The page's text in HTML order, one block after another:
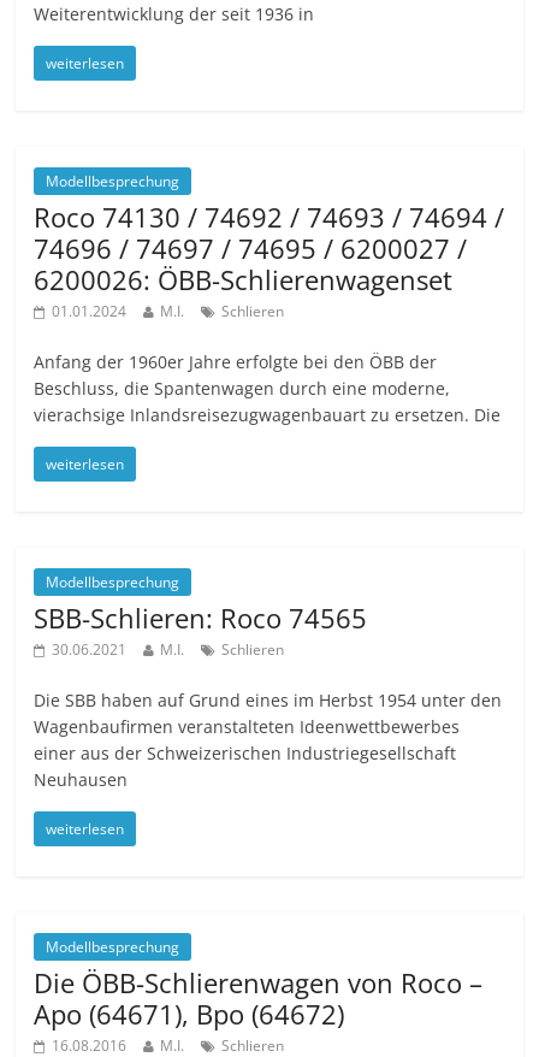
Weiterentwicklung der seit 1936 in
weiterlesen
Modellbesprechung
Roco 74130 / 74692 / 74693 / 74694 /
74696 / 74697 / 74695 / 6200027 /
6200026: ÖBB-Schlierenwagenset
01.01.2024 M.I. Schlieren
Anfang der 1960er Jahre erfolgte bei den ÖBB der
Beschluss, die Spantenwagen durch eine moderne,
vierachsige Inlandsreisezugwagenbauart zu ersetzen. Die
weiterlesen
Modellbesprechung
SBB-Schlieren: Roco 74565
30.06.2021 M.I. Schlieren
Die SBB haben auf Grund eines im Herbst 1954 unter den
Wagenbaufirmen veranstalteten Ideenwettbewerbes
einer aus der Schweizerischen Industriegesellschaft
Neuhausen
weiterlesen
Modellbesprechung
Die ÖBB-Schlierenwagen von Roco –
Apo (64671), Bpo (64672)
16.08.2016 M.I. Schlieren